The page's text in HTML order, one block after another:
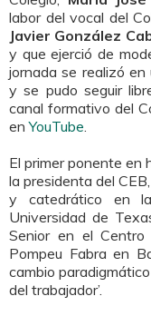
labor del vocal del
Javier González
y que ejerció de
jornada se realizó
y se pudo seguir
canal formativo del
enYouTube.
El primer ponente en
la presidenta del
y catedrático en
Universidad de
Senior en el
Pompeu Fabra en
cambio
del trabajador’.